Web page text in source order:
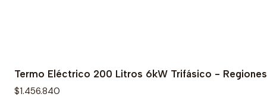
Termo Eléctrico 200 Litros 6kW Trifásico - Regiones
$1.456.840